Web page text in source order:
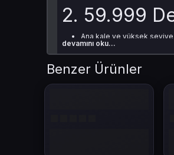
2. 59.999
Ana kale ve yüksek
Epic ve Legendary
Premium savaş paketleri
PvE ve PvP için tam
devamını oku...
Benzer Ürünler